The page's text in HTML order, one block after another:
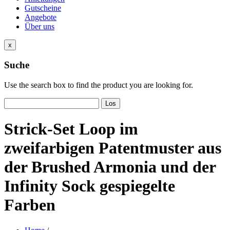
Gutscheine
Angebote
Über uns
x
Suche
Use the search box to find the product you are looking for.
Los
Strick-Set Loop im
zweifarbigen Patentmuster aus
der Brushed Armonia und der
Infinity Sock gespiegelte
Farben